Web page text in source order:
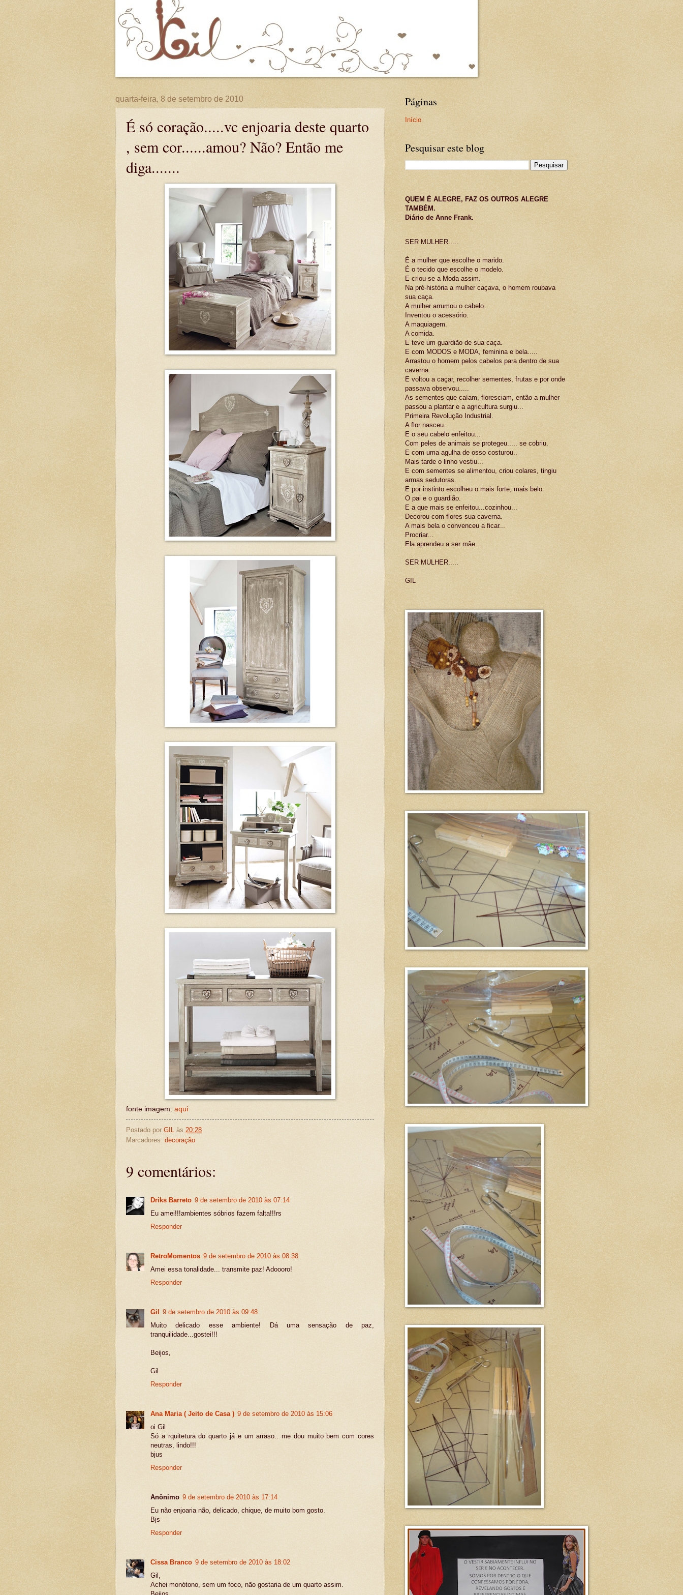
quarta-feira, 8 de setembro de 2010
É só coração.....vc enjoaria deste quarto
, sem cor......amou? Não? Então me
diga.......
fonte imagem: aqui
Postado por GIL às 20:28
Marcadores: decoração
9 comentários:
Driks Barreto 9 de setembro de 2010 às 07:14
Eu amei!!!ambientes sóbrios fazem falta!!!rs
Responder
RetroMomentos 9 de setembro de 2010 às 08:38
Amei essa tonalidade... transmite paz! Adoooro!
Responder
Gil
9 de setembro de 2010 às 09:48
Muito delicado esse ambiente! Dá uma sensação de paz,
tranquilidade...gostei!!!
Beijos,
Gil
Responder
Ana Maria ( Jeito de Casa ) 9 de setembro de 2010 às 15:06
oi Gil
Só a rquitetura do quarto já e um arraso.. me dou muito bem com cores
neutras, lindo!!!
bjus
Responder
Anônimo 9 de setembro de 2010 às 17:14
Eu não enjoaria não, delicado, chique, de muito bom gosto.
Bjs
Responder
Cissa Branco 9 de setembro de 2010 às 18:02
Gil,
Achei monótono, sem um foco, não gostaria de um quarto assim.
Páginas
Início
Pesquisar este blog
QUEM É ALEGRE, FAZ OS OUTROS ALEGRE
TAMBÉM.
Diário de Anne Frank.
SER MULHER.....
É a mulher que escolhe o marido.
É o tecido que escolhe o modelo.
E criou-se a Moda assim.
Na pré-história a mulher caçava, o homem roubava
sua caça.
A mulher arrumou o cabelo.
Inventou o acessório.
A maquiagem.
A comida.
E teve um guardião de sua caça.
E com MODOS e MODA, feminina e bela.....
Arrastou o homem pelos cabelos para dentro de sua
caverna.
E voltou a caçar, recolher sementes, frutas e por onde
passava observou.....
As sementes que caíam, floresciam, então a mulher
passou a plantar e a agricultura surgiu...
Primeira Revolução Industrial.
A flor nasceu.
E o seu cabelo enfeitou...
Com peles de animais se protegeu..... se cobriu.
E com uma agulha de osso costurou..
Mais tarde o linho vestiu...
E com sementes se alimentou, criou colares, tingiu
armas sedutoras.
E por instinto escolheu o mais forte, mais belo.
O pai e o guardião.
E a que mais se enfeitou...cozinhou...
Decorou com flores sua caverna.
A mais bela o convenceu a ficar...
Procriar...
Ela aprendeu a ser mãe...
SER MULHER.....
GIL